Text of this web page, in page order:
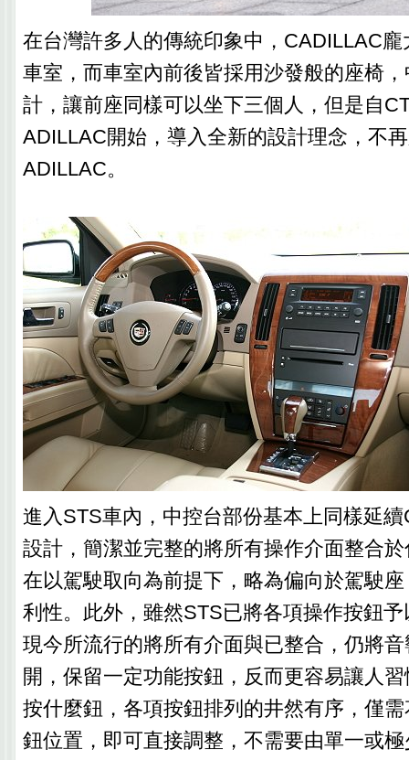
在台灣許多人的傳統印象中，CADILLAC
車室，而車室內前後皆採用沙發般的座椅
計，讓前座同樣可以坐下三個人，但是自
ADILLAC開始，導入全新的設計理念，不
ADILLAC。
進入STS車內，中控台部份基本上同樣延
設計，簡潔並完整的將所有操作介面整合
在以駕駛取向為前提下，略為偏向於駕駛
利性。此外，雖然STS已將各項操作按鈕
現今所流行的將所有介面與已整合，仍將
開，保留一定功能按鈕，反而更容易讓人
按什麼鈕，各項按鈕排列的井然有序，僅
鈕位置，即可直接調整，不需要由單一或